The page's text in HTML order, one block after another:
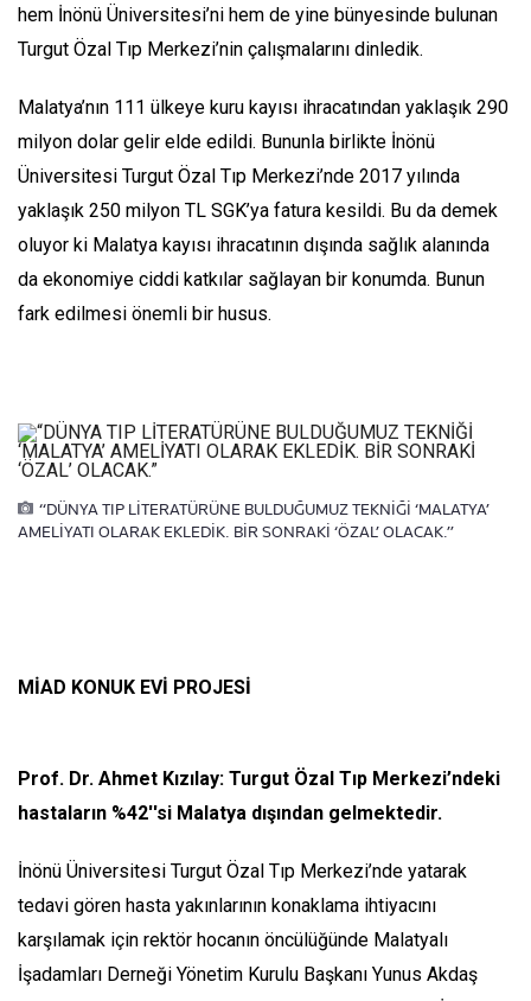
hem İnönü Üniversitesi’ni hem de yine bünyesinde bulunan
Turgut Özal Tıp Merkezi’nin çalışmalarını dinledik.
Malatya’nın 111 ülkeye kuru kayısı ihracatından yaklaşık 290
milyon dolar gelir elde edildi. Bununla birlikte İnönü
Üniversitesi Turgut Özal Tıp Merkezi’nde 2017 yılında
yaklaşık 250 milyon TL SGK’ya fatura kesildi. Bu da demek
oluyor ki Malatya kayısı ihracatının dışında sağlık alanında
da ekonomiye ciddi katkılar sağlayan bir konumda. Bunun
fark edilmesi önemli bir husus.
“DÜNYA TIP LİTERATÜRÜNE BULDUĞUMUZ TEKNİĞİ ‘MALATYA’
AMELİYATI OLARAK EKLEDİK. BİR SONRAKİ ‘ÖZAL’ OLACAK.”
MİAD KONUK EVİ PROJESİ
Prof. Dr. Ahmet Kızılay: Turgut Özal Tıp Merkezi’ndeki
hastaların %42''si Malatya dışından gelmektedir.
İnönü Üniversitesi Turgut Özal Tıp Merkezi’nde yatarak
tedavi gören hasta yakınlarının konaklama ihtiyacını
karşılamak için rektör hocanın öncülüğünde Malatyalı
İşadamları Derneği Yönetim Kurulu Başkanı Yunus Akdaş